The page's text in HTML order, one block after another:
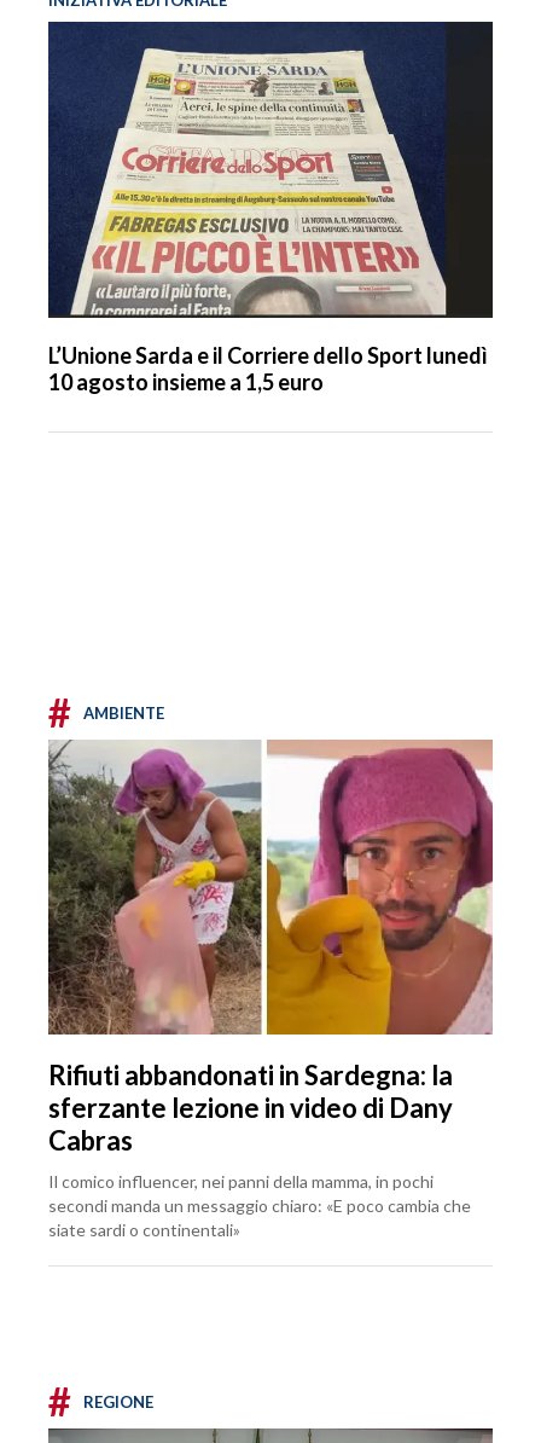
L’Unione Sarda e il Corriere dello Sport lunedì
10 agosto insieme a 1,5 euro
# AMBIENTE
Rifiuti abbandonati in Sardegna: la
sferzante lezione in video di Dany
Cabras
Il comico influencer, nei panni della mamma, in pochi
secondi manda un messaggio chiaro: «E poco cambia che
siate sardi o continentali»
# REGIONE